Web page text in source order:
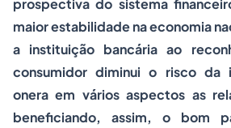
prospectiva do sistema
maior estabilidade na economia
a instituição bancária ao
consumidor diminui o risco da
onera em vários aspectos as
beneficiando, assim, o bom